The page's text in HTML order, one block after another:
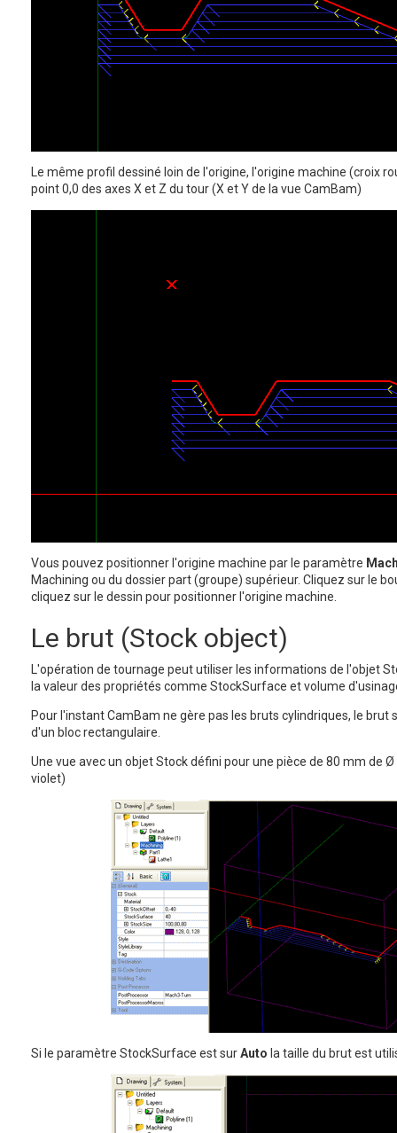
Le même profil dessiné loin de l'origine, l'origine machine (croix
point 0,0 des axes X et Z du tour (X et Y de la vue CamBam)
Vous pouvez positionner l'origine machine par le paramètre
Machining ou du dossier part (groupe) supérieur. Cliquez sur le
cliquez sur le dessin pour positionner l'origine machine.
Le brut (Stock object)
L'opération de tournage peut utiliser les informations de l'objet
la valeur des propriétés comme StockSurface et volume
Pour l'instant CamBam ne gère pas les bruts cylindriques, le brut
d'un bloc rectangulaire.
Une vue avec un objet Stock défini pour une pièce de 80 mm de
violet)
Si le paramètre StockSurface est surAuto la taille du brut est